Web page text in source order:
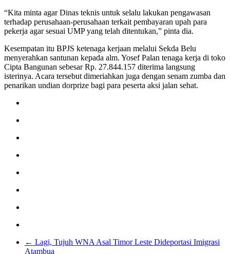
“Kita minta agar Dinas teknis untuk selalu lakukan pengawasan
terhadap perusahaan-perusahaan terkait pembayaran upah para
pekerja agar sesuai UMP yang telah ditentukan,” pinta dia.
Kesempatan itu BPJS ketenaga kerjaan melalui Sekda Belu
menyerahkan santunan kepada alm. Yosef Palan tenaga kerja di toko
Cipta Bangunan sebesar Rp. 27.844.157 diterima langsung
isterinya. Acara tersebut dimeriahkan juga dengan senam zumba dan
penarikan undian dorprize bagi para peserta aksi jalan sehat.
← Lagi, Tujuh WNA Asal Timor Leste Dideportasi Imigrasi
Atambua